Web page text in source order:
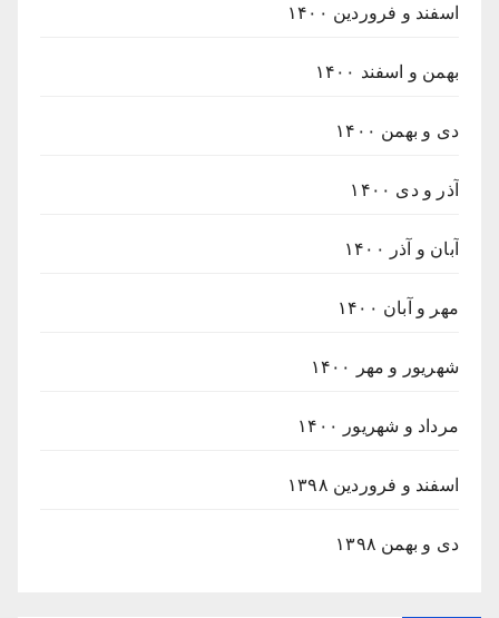
اسفند و فروردین ۱۴۰۰
بهمن و اسفند ۱۴۰۰
دی و بهمن ۱۴۰۰
آذر و دی ۱۴۰۰
آبان و آذر ۱۴۰۰
مهر و آبان ۱۴۰۰
شهریور و مهر ۱۴۰۰
مرداد و شهریور ۱۴۰۰
اسفند و فروردین ۱۳۹۸
دی و بهمن ۱۳۹۸